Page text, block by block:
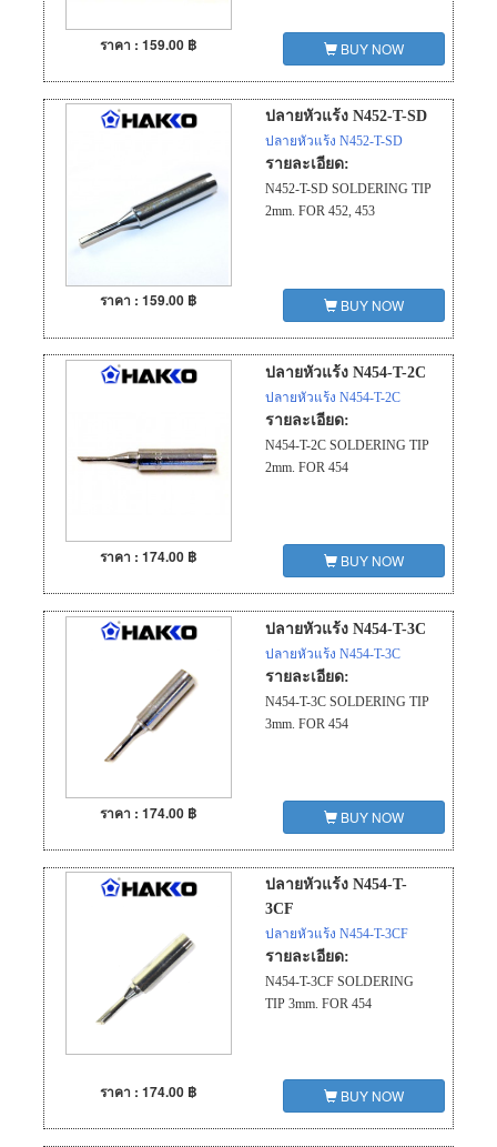
ราคา : 159.00 ฿ BUY NOW
ปลายหัวแร้ง N452-T-SD
ปลายหัวแร้ง N452-T-SD
รายละเอียด:
N452-T-SD SOLDERING TIP
2mm. FOR 452, 453
ราคา : 159.00 ฿ BUY NOW
ปลายหัวแร้ง N454-T-2C
ปลายหัวแร้ง N454-T-2C
รายละเอียด:
N454-T-2C SOLDERING TIP
2mm. FOR 454
ราคา : 174.00 ฿ BUY NOW
ปลายหัวแร้ง N454-T-3C
ปลายหัวแร้ง N454-T-3C
รายละเอียด:
N454-T-3C SOLDERING TIP
3mm. FOR 454
ราคา : 174.00 ฿ BUY NOW
ปลายหัวแร้ง N454-T-
3CF
ปลายหัวแร้ง N454-T-3CF
รายละเอียด:
N454-T-3CF SOLDERING
TIP 3mm. FOR 454
ราคา : 174.00 ฿ BUY NOW